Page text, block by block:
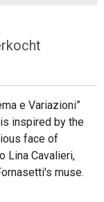
e Variazioni”
inspired by the
face of
Lina Cavalieri,
muse.